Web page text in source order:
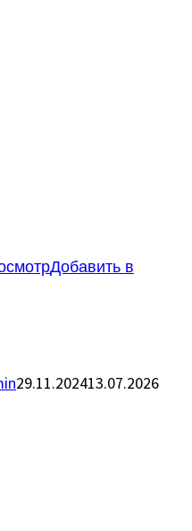
Добавить в
29.11.202413.07.2026